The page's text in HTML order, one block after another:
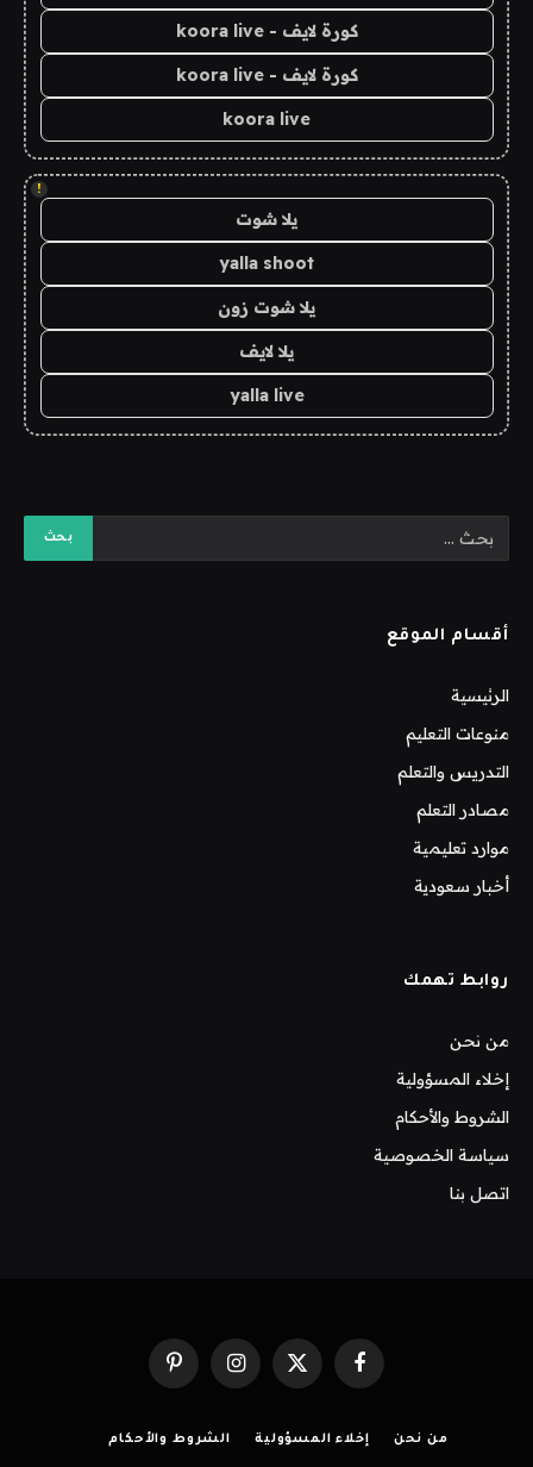
كورة لايف - koora live
كورة لايف - koora live
koora live
!
يلا شوت
yalla shoot
يلا شوت زون
يلا لايف
yalla live
أقسام الموقع
الرئيسية
منوعات التعليم
التدريس والتعلم
مصادر التعلم
موارد تعليمية
أخبار سعودية
روابط تهمك
من نحن
إخلاء المسؤولية
الشروط والأحكام
سياسة الخصوصية
اتصل بنا
فيسبوك X
(Twitter)
الانستغرامبينتيريست
من نحن إخلاء المسؤولية الشروط والأحكام